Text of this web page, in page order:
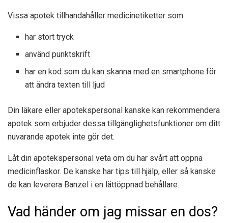
Vissa apotek tillhandahåller medicinetiketter som:
har stort tryck
använd punktskrift
har en kod som du kan skanna med en smartphone för
att ändra texten till ljud
Din läkare eller apotekspersonal kanske kan rekommendera
apotek som erbjuder dessa tillgänglighetsfunktioner om ditt
nuvarande apotek inte gör det.
Låt din apotekspersonal veta om du har svårt att öppna
medicinflaskor. De kanske har tips till hjälp, eller så kanske
de kan leverera Banzel i en lättöppnad behållare.
Vad händer om jag missar en dos?